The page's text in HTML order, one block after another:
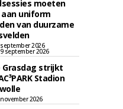
moeten
uniform
van duurzame
2026
september 2026
Grasdag strijkt
Stadion
2026